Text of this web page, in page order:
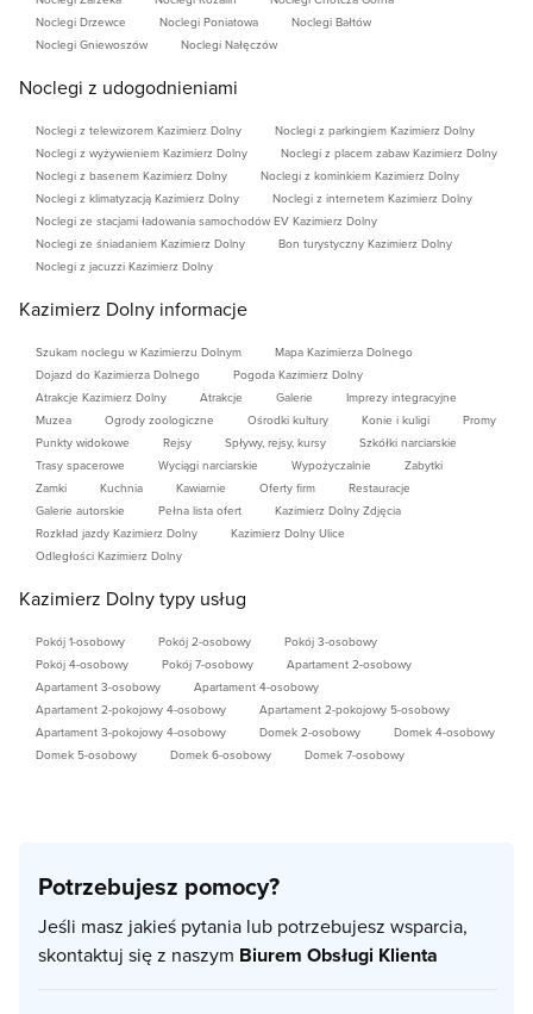
Noclegi Drzewce
Noclegi Poniatowa
Noclegi Bałtów
Noclegi Gniewoszów
Noclegi Nałęczów
Noclegi z udogodnieniami
Noclegi z telewizorem Kazimierz Dolny
Noclegi z parkingiem Kazimierz Dolny
Noclegi z wyżywieniem Kazimierz Dolny
Noclegi z placem zabaw Kazimierz Dolny
Noclegi z basenem Kazimierz Dolny
Noclegi z kominkiem Kazimierz Dolny
Noclegi z klimatyzacją Kazimierz Dolny
Noclegi z internetem Kazimierz Dolny
Noclegi ze stacjami ładowania samochodów EV Kazimierz Dolny
Noclegi ze śniadaniem Kazimierz Dolny
Bon turystyczny Kazimierz Dolny
Noclegi z jacuzzi Kazimierz Dolny
Kazimierz Dolny informacje
Szukam noclegu w Kazimierzu Dolnym
Mapa Kazimierza Dolnego
Dojazd do Kazimierza Dolnego
Pogoda Kazimierz Dolny
Atrakcje Kazimierz Dolny
Atrakcje Galerie
Imprezy integracyjne
Muzea
Ogrody zoologiczne Ośrodki kultury Konie i kuligi
Promy
Punkty widokowe
Rejsy Spływy, rejsy, kursy
Szkółki narciarskie
Trasy spacerowe
Wyciągi narciarskie Wypożyczalnie
Zabytki
Zamki
Kuchnia Kawiarnie Oferty firm
Restauracje
Galerie autorskie
Pełna lista ofert
Kazimierz Dolny Zdjęcia
Rozkład jazdy Kazimierz Dolny
Kazimierz Dolny Ulice
Odległości Kazimierz Dolny
Kazimierz Dolny typy usług
Pokój 1-osobowy Pokój 2-osobowy
Pokój 3-osobowy
Pokój 4-osobowy
Pokój 7-osobowy
Apartament 2-osobowy
Apartament 3-osobowy
Apartament 4-osobowy
Apartament 2-pokojowy 4-osobowy
Apartament 2-pokojowy 5-osobowy
Apartament 3-pokojowy 4-osobowy
Domek 2-osobowy
Domek 4-osobowy
Domek 5-osobowy
Domek 6-osobowy Domek 7-osobowy
Potrzebujesz pomocy?
Jeśli masz jakieś pytania lub potrzebujesz wsparcia,
skontaktuj się z naszym Biurem Obsługi Klienta